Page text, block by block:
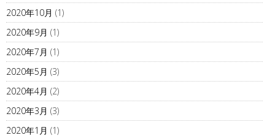
2020年10月 (1)
2020年9月 (1)
2020年7月 (1)
2020年5月 (3)
2020年4月 (2)
2020年3月 (3)
2020年1月 (1)